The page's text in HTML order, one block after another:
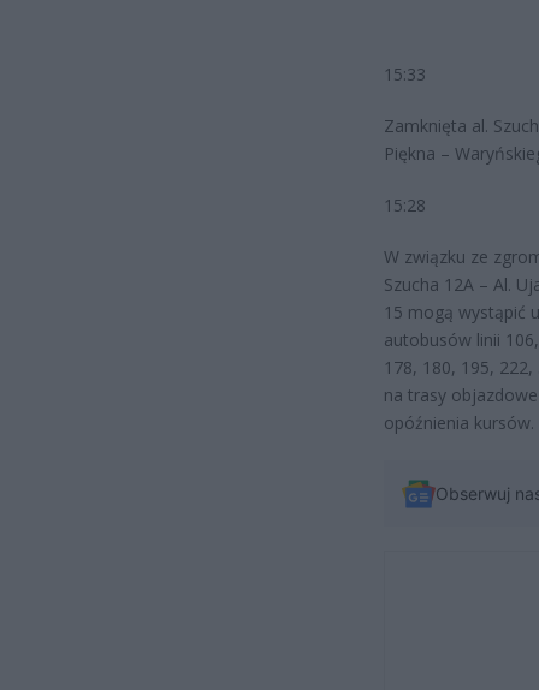
15:33
Zamknięta al.
Piękna –
15:28
W związku ze
Szucha 12A – Al.
15 mogą wystąpić
autobusów linii
178, 180, 195,
na trasy
opóźnienia kursów.
Obserwuj